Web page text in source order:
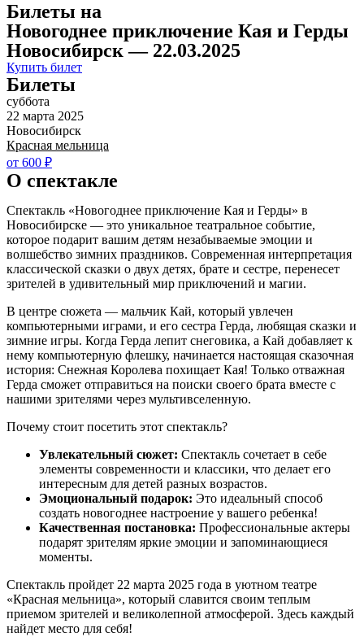
Билеты на
Новогоднее приключение Кая и Герды
Новосибирск — 22.03.2025
Купить билет
Билеты
суббота
22 марта 2025
Новосибирск
Красная мельница
от 600 ₽
О спектакле
Спектакль «Новогоднее приключение Кая и Герды» в
Новосибирске — это уникальное театральное событие,
которое подарит вашим детям незабываемые эмоции и
волшебство зимних праздников. Современная интерпретация
классической сказки о двух детях, брате и сестре, перенесет
зрителей в удивительный мир приключений и магии.
В центре сюжета — мальчик Кай, который увлечен
компьютерными играми, и его сестра Герда, любящая сказки и
зимние игры. Когда Герда лепит снеговика, а Кай добавляет к
нему компьютерную флешку, начинается настоящая сказочная
история: Снежная Королева похищает Кая! Только отважная
Герда сможет отправиться на поиски своего брата вместе с
нашими зрителями через мультивселенную.
Почему стоит посетить этот спектакль?
Увлекательный сюжет: Спектакль сочетает в себе
элементы современности и классики, что делает его
интересным для детей разных возрастов.
Эмоциональный подарок: Это идеальный способ
создать новогоднее настроение у вашего ребенка!
Качественная постановка: Профессиональные актеры
подарят зрителям яркие эмоции и запоминающиеся
моменты.
Спектакль пройдет 22 марта 2025 года в уютном театре
«Красная мельница», который славится своим теплым
приемом зрителей и великолепной атмосферой. Здесь каждый
найдет место для себя!